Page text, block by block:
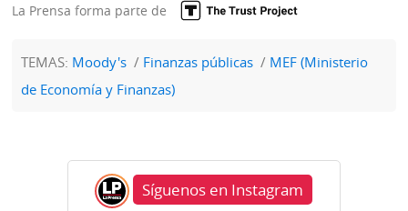
La Prensa forma parte de
TEMAS: Moody's Finanzas públicas
MEF (Ministerio
de Economía y Finanzas)
Síguenos en Instagram